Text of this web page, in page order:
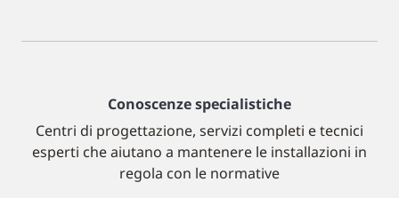
Conoscenze specialistiche
Centri di progettazione, servizi completi e tecnici
esperti che aiutano a mantenere le installazioni in
regola con le normative